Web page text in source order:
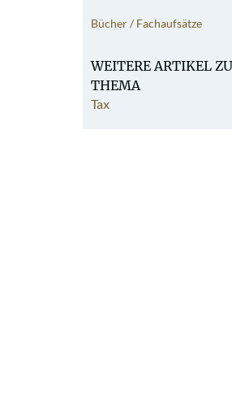
Bücher / Fachaufsätze
WEITERE ARTIKEL
THEMA
Tax